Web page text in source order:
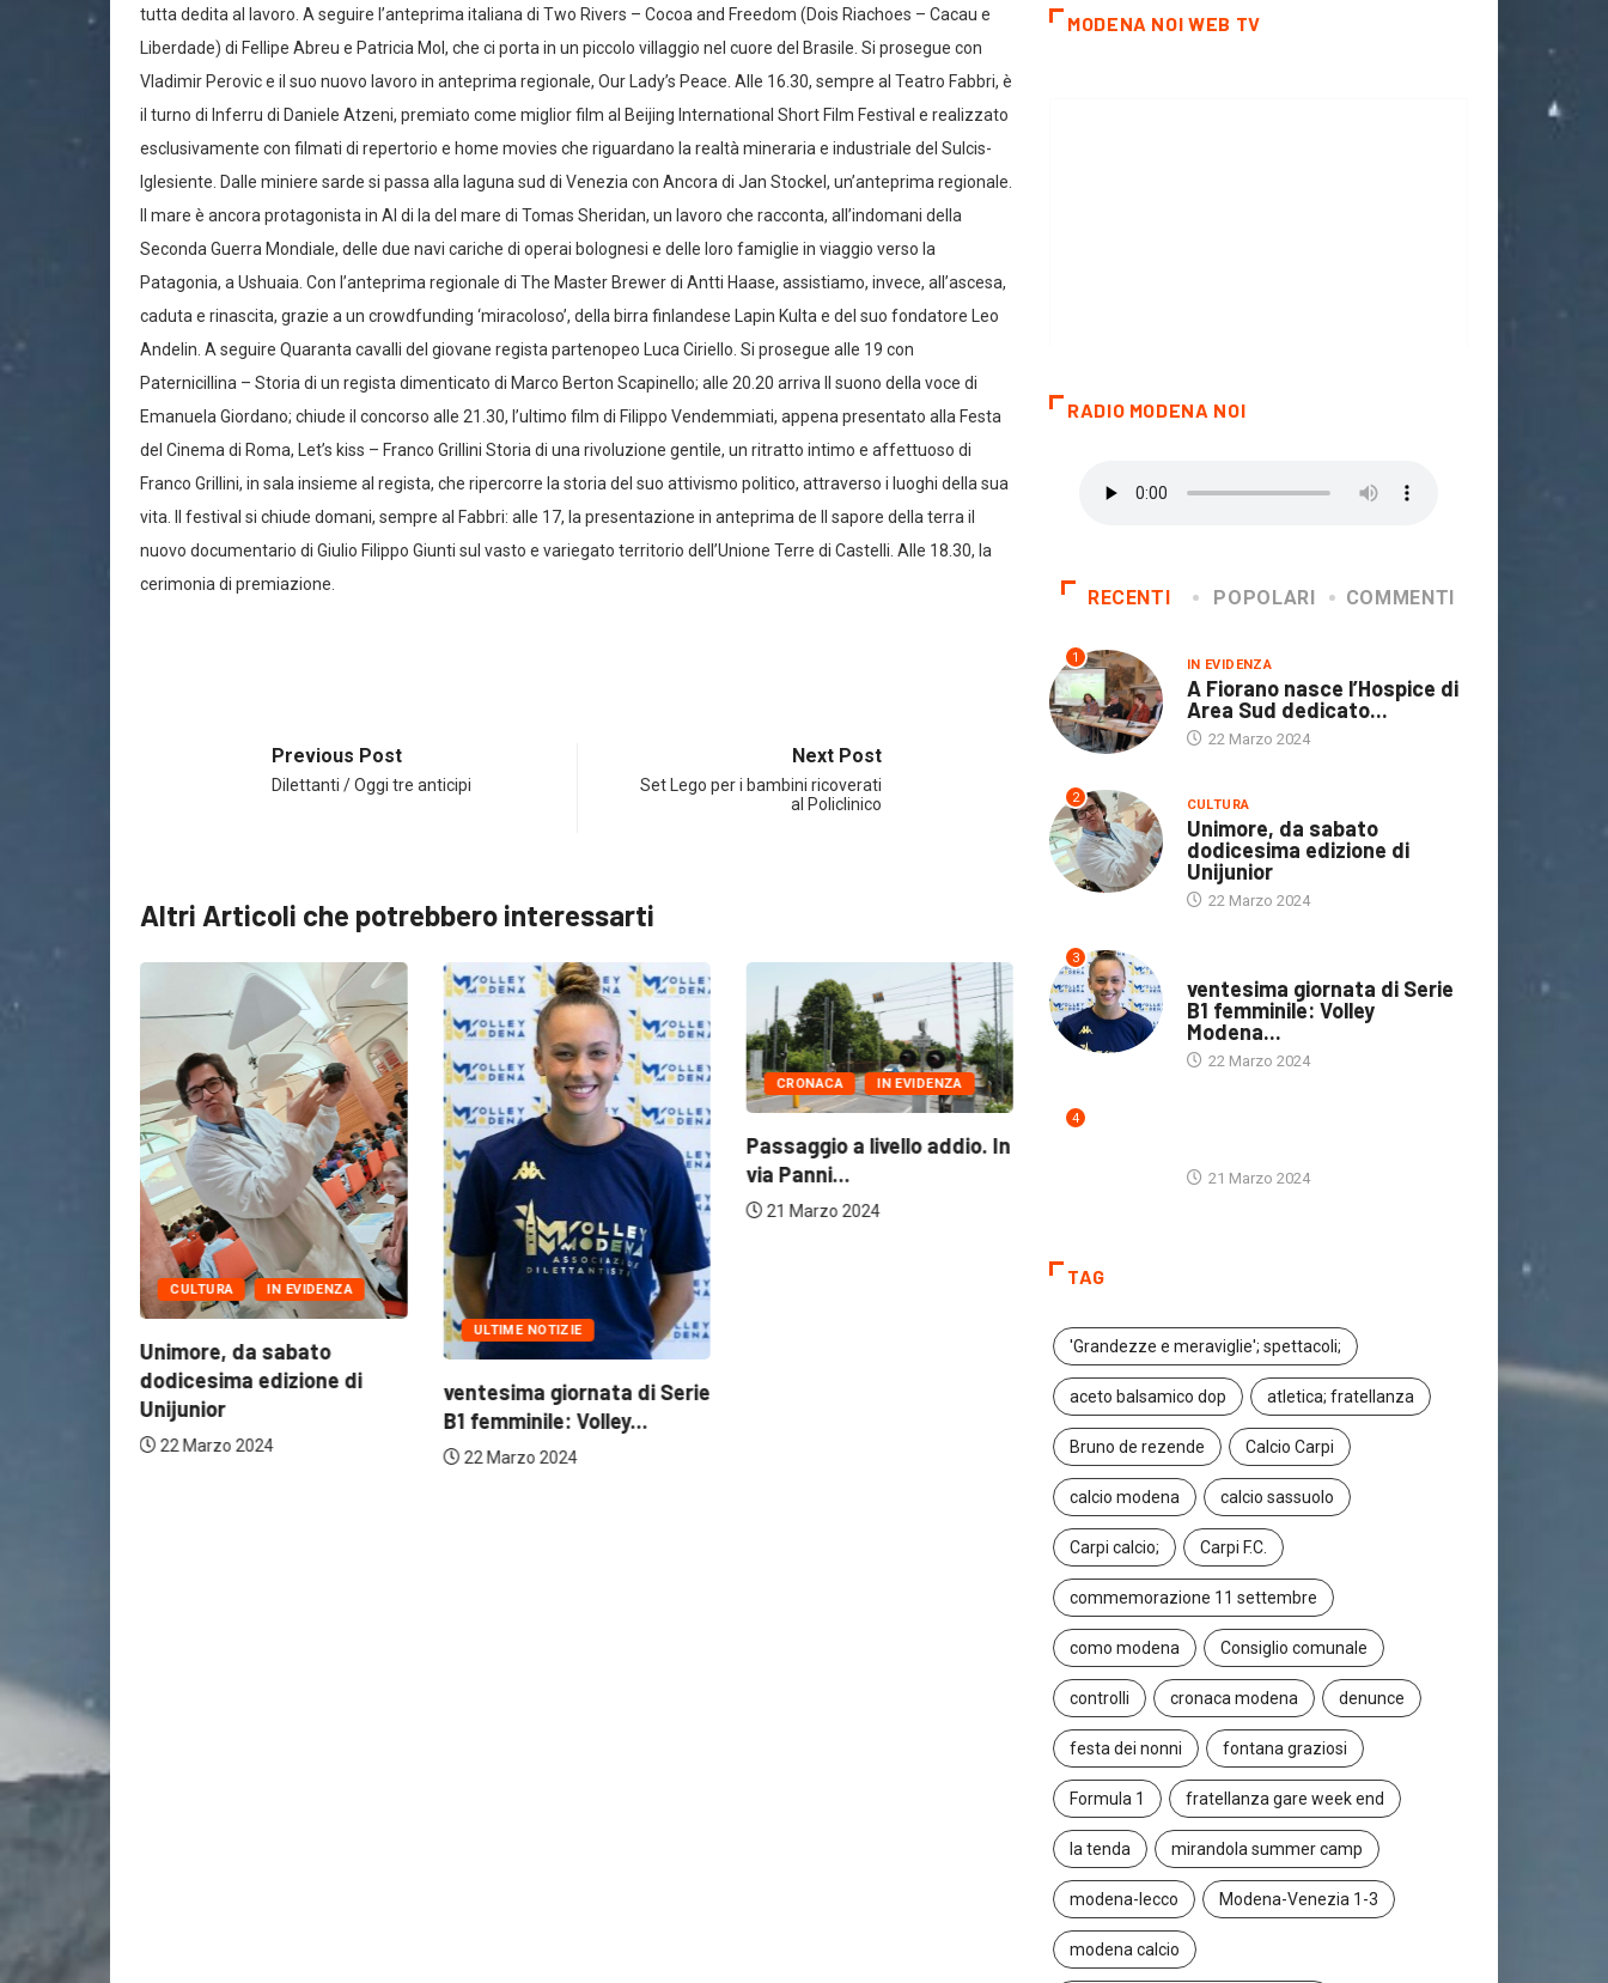
tutta dedita al lavoro. A seguire l’anteprima italiana di Two Rivers – Cocoa and Freedom (Dois Riachoes – Cacau e
Liberdade) di Fellipe Abreu e Patricia Mol, che ci porta in un piccolo villaggio nel cuore del Brasile. Si prosegue con
Vladimir Perovic e il suo nuovo lavoro in anteprima regionale, Our Lady’s Peace. Alle 16.30, sempre al Teatro Fabbri, è
il turno di Inferru di Daniele Atzeni, premiato come miglior film al Beijing International Short Film Festival e realizzato
esclusivamente con filmati di repertorio e home movies che riguardano la realtà mineraria e industriale del Sulcis-
Iglesiente. Dalle miniere sarde si passa alla laguna sud di Venezia con Ancora di Jan Stockel, un’anteprima regionale.
Il mare è ancora protagonista in Al di la del mare di Tomas Sheridan, un lavoro che racconta, all’indomani della
Seconda Guerra Mondiale, delle due navi cariche di operai bolognesi e delle loro famiglie in viaggio verso la
Patagonia, a Ushuaia. Con l’anteprima regionale di The Master Brewer di Antti Haase, assistiamo, invece, all’ascesa,
caduta e rinascita, grazie a un crowdfunding ‘miracoloso’, della birra finlandese Lapin Kulta e del suo fondatore Leo
Andelin. A seguire Quaranta cavalli del giovane regista partenopeo Luca Ciriello. Si prosegue alle 19 con
Paternicillina – Storia di un regista dimenticato di Marco Berton Scapinello; alle 20.20 arriva Il suono della voce di
Emanuela Giordano; chiude il concorso alle 21.30, l’ultimo film di Filippo Vendemmiati, appena presentato alla Festa
del Cinema di Roma, Let’s kiss – Franco Grillini Storia di una rivoluzione gentile, un ritratto intimo e affettuoso di
Franco Grillini, in sala insieme al regista, che ripercorre la storia del suo attivismo politico, attraverso i luoghi della sua
vita. Il festival si chiude domani, sempre al Fabbri: alle 17, la presentazione in anteprima de Il sapore della terra il
nuovo documentario di Giulio Filippo Giunti sul vasto e variegato territorio dell’Unione Terre di Castelli. Alle 18.30, la
cerimonia di premiazione.
Previous Post
Dilettanti / Oggi tre anticipi
Next Post
Set Lego per i bambini ricoverati
al Policlinico
Altri Articoli che potrebbero interessarti
CULTURA IN EVIDENZA
Unimore, da sabato
dodicesima edizione di
Unijunior
22 Marzo 2024
ULTIME NOTIZIE
ventesima giornata di Serie
B1 femminile: Volley...
22 Marzo 2024
CRONACA IN EVIDENZA
Passaggio a livello addio. In
via Panni...
21 Marzo 2024
sulle vittime delle...
MODENA NOI WEB TV
RADIO MODENA NOI
RECENTI POPOLARI COMMENTI
1 IN EVIDENZA
A Fiorano nasce l’Hospice di
Area Sud dedicato...
22 Marzo 2024
2 CULTURA
Unimore, da sabato
dodicesima edizione di
Unijunior
22 Marzo 2024
3
ventesima giornata di Serie
B1 femminile: Volley
Modena...
22 Marzo 2024
4
21 Marzo 2024
TAG
'Grandezze e meraviglie'; spettacoli;
aceto balsamico dop atletica; fratellanza
Bruno de rezende Calcio Carpi
calcio modena calcio sassuolo
Carpi calcio; Carpi F.C.
commemorazione 11 settembre
como modena Consiglio comunale
controlli cronaca modena denunce
festa dei nonni fontana graziosi
Formula 1 fratellanza gare week end
la tenda mirandola summer camp
modena-lecco Modena-Venezia 1-3
modena calcio